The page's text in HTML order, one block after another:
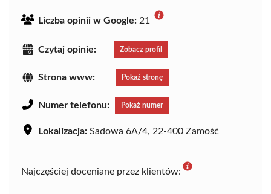
Liczba opinii w Google: 21
Czytaj opinie: Zobacz profil
Strona www: Pokaż stronę
Numer telefonu: Pokaż numer
Lokalizacja: Sadowa 6A/4, 22-400 Zamość
Najczęściej doceniane przez klientów: